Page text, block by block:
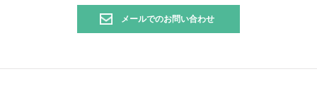
メールでのお問い合わせ